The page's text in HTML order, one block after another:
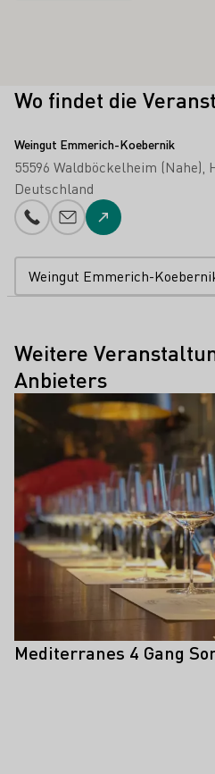
Wo findet die
Weingut Emmerich-Koebernik
55596 Waldböckelheim (Nahe)
Deutschland
Telefonnummer
E-Mail-Adresse
Zur Website
Weingut Emmerich-
Weitere
Anbieters
Mediterranes 4 Gang
Mehr erfahren